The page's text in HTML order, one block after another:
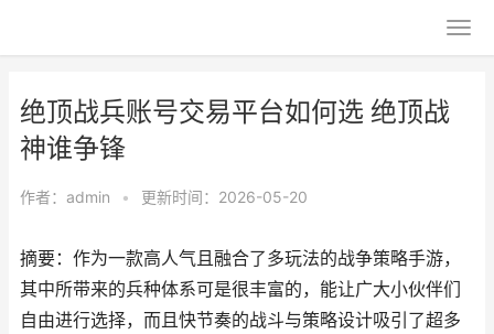
绝顶战兵账号交易平台如何选 绝顶战
神谁争锋
作者： admin • 更新时间：2026-05-20
摘要：作为一款高人气且融合了多玩法的战争策略手游，
其中所带来的兵种体系可是很丰富的，能让广大小伙伴们
自由进行选择，而且快节奏的战斗与策略设计吸引了超多